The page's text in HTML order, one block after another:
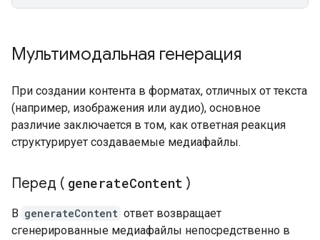
Мультимодальная генерация
При создании контента в форматах, отличных от текста
(например, изображения или аудио), основное
различие заключается в том, как ответная реакция
структурирует создаваемые медиафайлы.
Перед ( generateContent )
В generateContent ответ возвращает
сгенерированные медиафайлы непосредственно в